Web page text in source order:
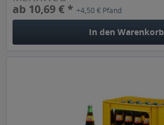
ab 10,69 € *+4,50 € Pfand
In den Warenkorb